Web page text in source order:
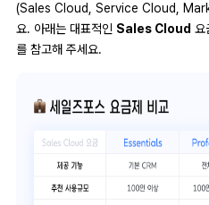
(Sales Cloud, Service Cloud,
요. 아래는 대표적인 Sales Cloud 요
를 참고해 주세요.